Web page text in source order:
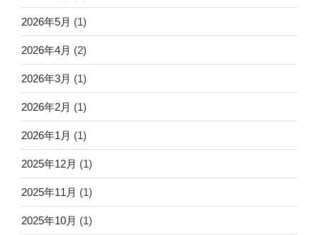
2026年5月 (1)
2026年4月 (2)
2026年3月 (1)
2026年2月 (1)
2026年1月 (1)
2025年12月 (1)
2025年11月 (1)
2025年10月 (1)